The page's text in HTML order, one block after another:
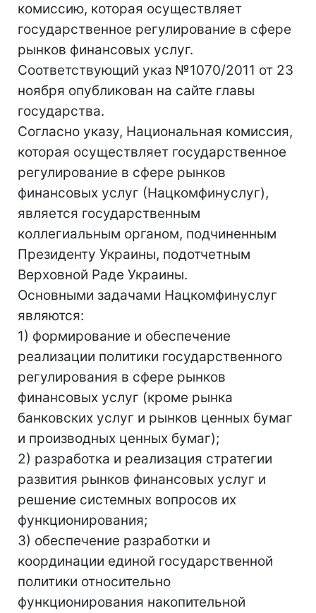
комиссию, которая осуществляет
государственное регулирование в сфере
рынков финансовых услуг.
Соответствующий указ №1070/2011 от 23
ноября опубликован на сайте главы
государства.
Согласно указу, Национальная комиссия,
которая осуществляет государственное
регулирование в сфере рынков
финансовых услуг (Нацкомфинуслуг),
является государственным
коллегиальным органом, подчиненным
Президенту Украины, подотчетным
Верховной Раде Украины.
Основными задачами Нацкомфинуслуг
являются:
1) формирование и обеспечение
реализации политики государственного
регулирования в сфере рынков
финансовых услуг (кроме рынка
банковских услуг и рынков ценных бумаг
и производных ценных бумаг);
2) разработка и реализация стратегии
развития рынков финансовых услуг и
решение системных вопросов их
функционирования;
3) обеспечение разработки и
координации единой государственной
политики относительно
функционирования накопительной